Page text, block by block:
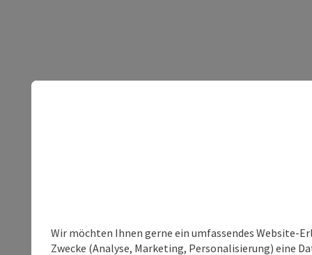
Wir möchten Ihnen gerne ein umfassendes Website-
Zwecke (Analyse, Marketing, Personalisierung) eine